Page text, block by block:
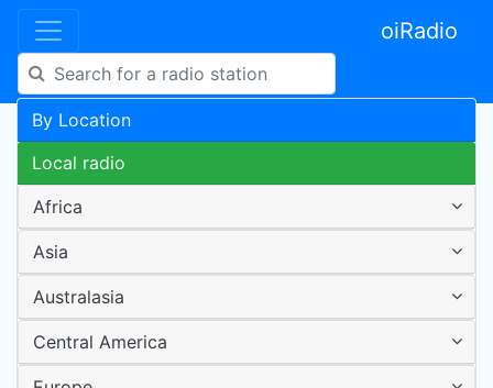
oiRadio
By Location
Local radio
Africa
Asia
Australasia
Central America